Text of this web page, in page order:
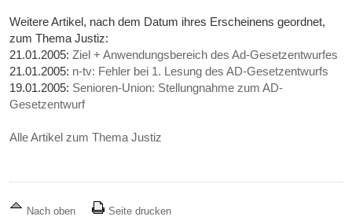
Weitere Artikel, nach dem Datum ihres Erscheinens geordnet,
zum Thema Justiz:
21.01.2005:Ziel + Anwendungsbereich des Ad-Gesetzentwurfes
21.01.2005: n-tv: Fehler bei 1. Lesung des AD-Gesetzentwurfs
19.01.2005: Senioren-Union: Stellungnahme zum AD-
Gesetzentwurf
Alle Artikel zum Thema Justiz
Nach oben
Seite drucken